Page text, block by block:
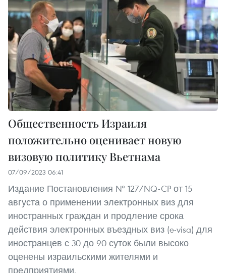
Общественность Израиля
положительно оценивает новую
визовую политику Вьетнама
07/09/2023 06:41
Издание Постановления № 127/NQ-CP от 15
августа о применении электронных виз для
иностранных граждан и продление срока
действия электронных въездных виз (e-visa) для
иностранцев с 30 до 90 суток были высоко
оценены израильскими жителями и
предприятиями.